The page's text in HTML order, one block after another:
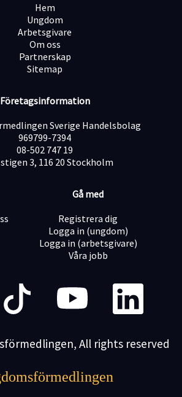
Hem
Ungdom
Arbetsgivare
Om oss
Partnerskap
Sitemap
Företagsinformation
Sverige Handelsbolag
969799-7394
08-502 747 19
3, 116 20 Stockholm
Gå med
Registrera dig
Logga in (ungdom)
Logga in (arbetsgivare)
Våra jobb
All rights reserved